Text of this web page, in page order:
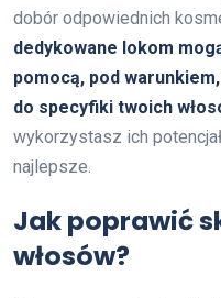
dobór odpowiednich
dedykowane lokom
pomocą, pod
do specyfiki twoich
wykorzystasz ich
najlepsze.
Jak poprawić
włosów?